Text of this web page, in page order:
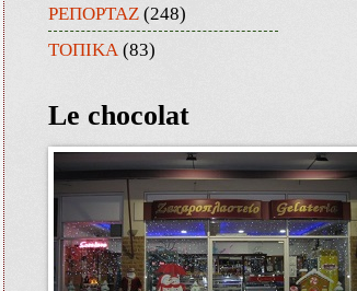
ΡΕΠΟΡΤΑΖ (248)
ΤΟΠΙΚΑ (83)
Le chocolat